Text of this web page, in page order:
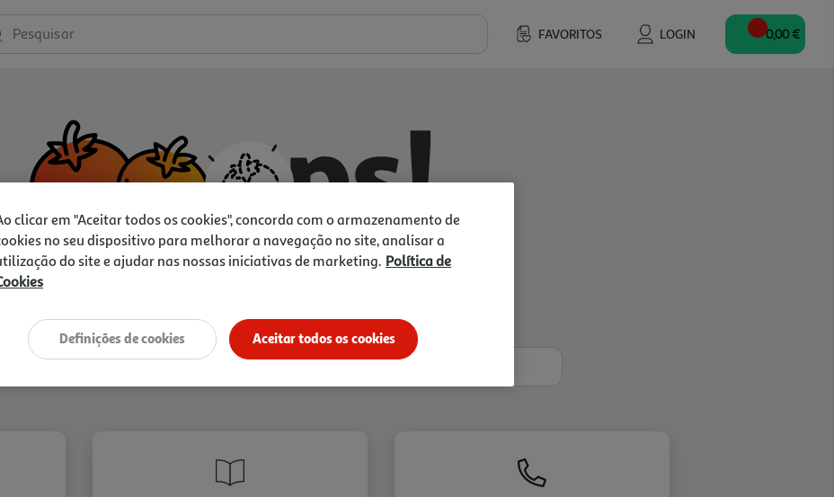
FAVORITOS LOGIN
Pesquisar 0,00 €
Vamos tentar de novo?
clicar em "Aceitar todos os cookies", concorda com o armazenamento de
no seu dispositivo para melhorar a navegação no site, analisar a
do site e ajudar nas nossas iniciativas de marketing. Política de
Aceitar todos os cookies
Definições de cookies